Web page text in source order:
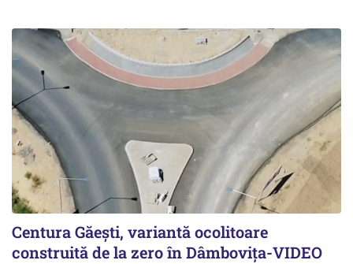
Centura Găești, variantă ocolitoare
construită de la zero în Dâmbovița-VIDEO